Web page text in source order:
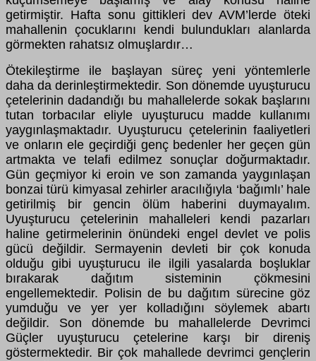
getirmiştir. Hafta sonu gittikleri dev AVM’lerde öteki
mahallenin çocuklarını kendi bulundukları alanlarda
görmekten rahatsız olmuşlardır…
Ötekileştirme ile başlayan süreç yeni yöntemlerle
daha da derinleştirmektedir. Son dönemde uyuşturucu
çetelerinin dadandığı bu mahallelerde sokak başlarını
tutan torbacılar eliyle uyuşturucu madde kullanımı
yaygınlaşmaktadır. Uyuşturucu çetelerinin faaliyetleri
ve onların ele geçirdiği genç bedenler her geçen gün
artmakta ve telafi edilmez sonuçlar doğurmaktadır.
Gün geçmiyor ki eroin ve son zamanda yaygınlaşan
bonzai türü kimyasal zehirler aracılığıyla ‘bağımlı’ hale
getirilmiş bir gencin ölüm haberini duymayalım.
Uyuşturucu çetelerinin mahalleleri kendi pazarları
haline getirmelerinin önündeki engel devlet ve polis
gücü değildir. Sermayenin devleti bir çok konuda
olduğu gibi uyuşturucu ile ilgili yasalarda boşluklar
bırakarak dağıtım sisteminin çökmesini
engellemektedir. Polisin de bu dağıtım sürecine göz
yumduğu ve yer yer kolladığını söylemek abartı
değildir. Son dönemde bu mahallelerde Devrimci
Güçler uyuşturucu çetelerine karşı bir direniş
göstermektedir. Bir çok mahallede devrimci gençlerin